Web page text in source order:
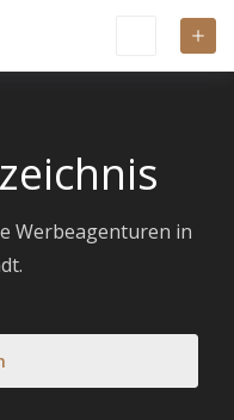
Werbeagenturen in